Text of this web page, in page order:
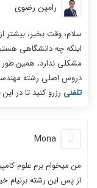
رامین رضوی
سلام، وقت بخیر، بیشتر
اینکه چه دانشگاهی
مشکلی ندارد، همین طور
دروس اصلی رشته
تلفنی رزرو کنید تا در
Mona
من میخوام برم علوم
از پس این رشته